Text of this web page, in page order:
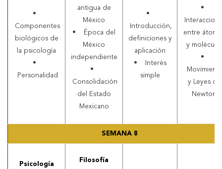
•
Componentes
biológicos de
la psicología
•
Personalidad
antigua de
México
• Época del
México
independiente
•
Consolidación
del Estado
Mexicano
•
Introducción,
definiciones y
aplicación
• Interés
simple
•
entre
y moléculas
•
y Leyes de
Newton
SEMANA 8
Psicología
Filosofía